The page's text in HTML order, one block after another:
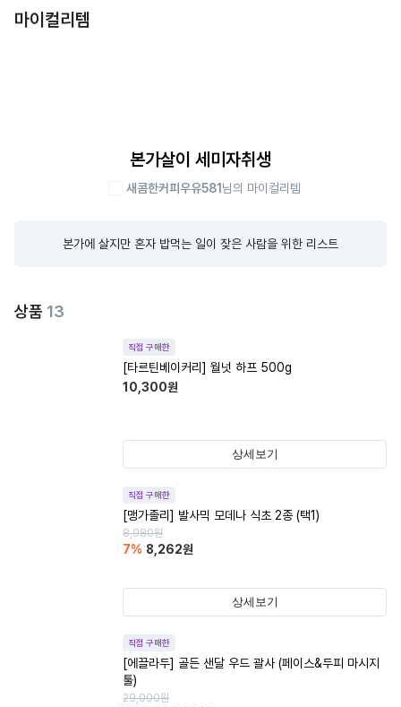
마이컬리템
본가살이 세미자취생
새콤한커피우유581 님의 마이컬리템
본가에 살지만 혼자 밥먹는 일이 잦은 사람을 위한 리스트
상품 13
직접 구매한
[타르틴베이커리] 월넛 하프 500g
10,300원
상세보기
직접 구매한
[맹가졸리] 발사믹 모데나 식초 2종 (택1)
8,980원
7% 8,262원
상세보기
직접 구매한
[에끌라두] 골든 샌달 우드 괄사 (페이스&두피 마시지
툴)
29,000원